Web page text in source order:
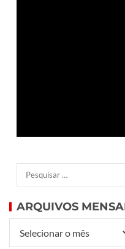
ARQUIVOS